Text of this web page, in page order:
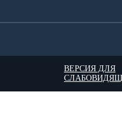
ВЕРСИЯ ДЛЯ